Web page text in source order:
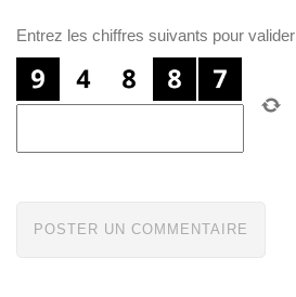
Entrez les chiffres suivants pour valider